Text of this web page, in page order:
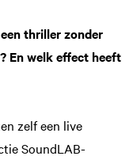
thriller zonder
En welk effect heeft
zelf een live
SoundLAB-